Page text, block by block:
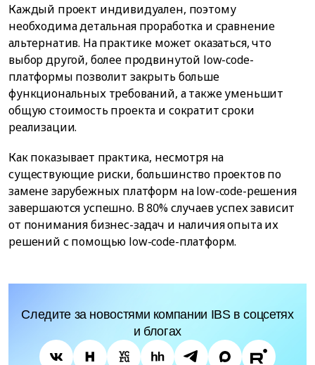
Каждый проект индивидуален, поэтому
необходима детальная проработка и сравнение
альтернатив. На практике может оказаться, что
выбор другой, более продвинутой low-code-
платформы позволит закрыть больше
функциональных требований, а также уменьшит
общую стоимость проекта и сократит сроки
реализации.
Как показывает практика, несмотря на
существующие риски, большинство проектов по
замене зарубежных платформ на low-code-решения
завершаются успешно. В 80% случаев успех зависит
от понимания бизнес-задач и наличия опыта их
решений с помощью low-code-платформ.
Следите за новостями компании IBS в соцсетях
и блогах